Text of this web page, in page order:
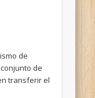
de
de
transferir el